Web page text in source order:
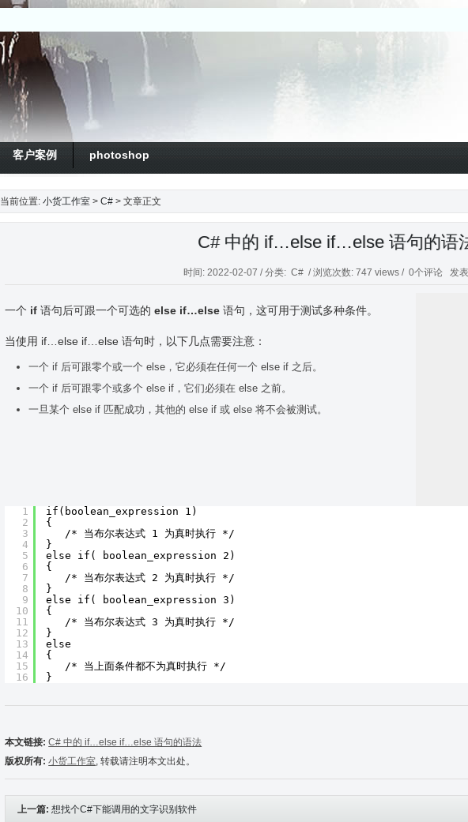
客户案例 photoshop
当前位置:小货工作室 >C# > 文章正文
C# 中的 if…else if…else 语句的语
时间: 2022-02-07 / 分类: C# / 浏览次数: 747 views / 0个评论 发
一个 if 语句后可跟一个可选的else if…else 语句，这可用于测试多种条件。
当使用 if…else if…else 语句时，以下几点需要注意：
一个 if 后可跟零个或一个 else，它必须在任何一个 else if 之后。
一个 if 后可跟零个或多个 else if，它们必须在 else 之前。
一旦某个 else if 匹配成功，其他的 else if 或 else 将不会被测试。
1
2
3
4
5
6
7
8
9
10
11
12
13
14
15
16
if(boolean_expression 1)
{
/* 当布尔表达式 1 为真时执行 */
}
else if( boolean_expression 2)
{
/* 当布尔表达式 2 为真时执行 */
}
else if( boolean_expression 3)
{
/* 当布尔表达式 3 为真时执行 */
}
else
{
/* 当上面条件都不为真时执行 */
}
本文链接: C# 中的 if…else if…else 语句的语法
版权所有: 小货工作室, 转载请注明本文出处。
上一篇:想找个C#下能调用的文字识别软件